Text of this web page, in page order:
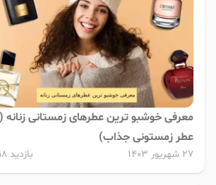
عطر زمستونی جذاب)
27 شهریور 1403 بازدید 2558